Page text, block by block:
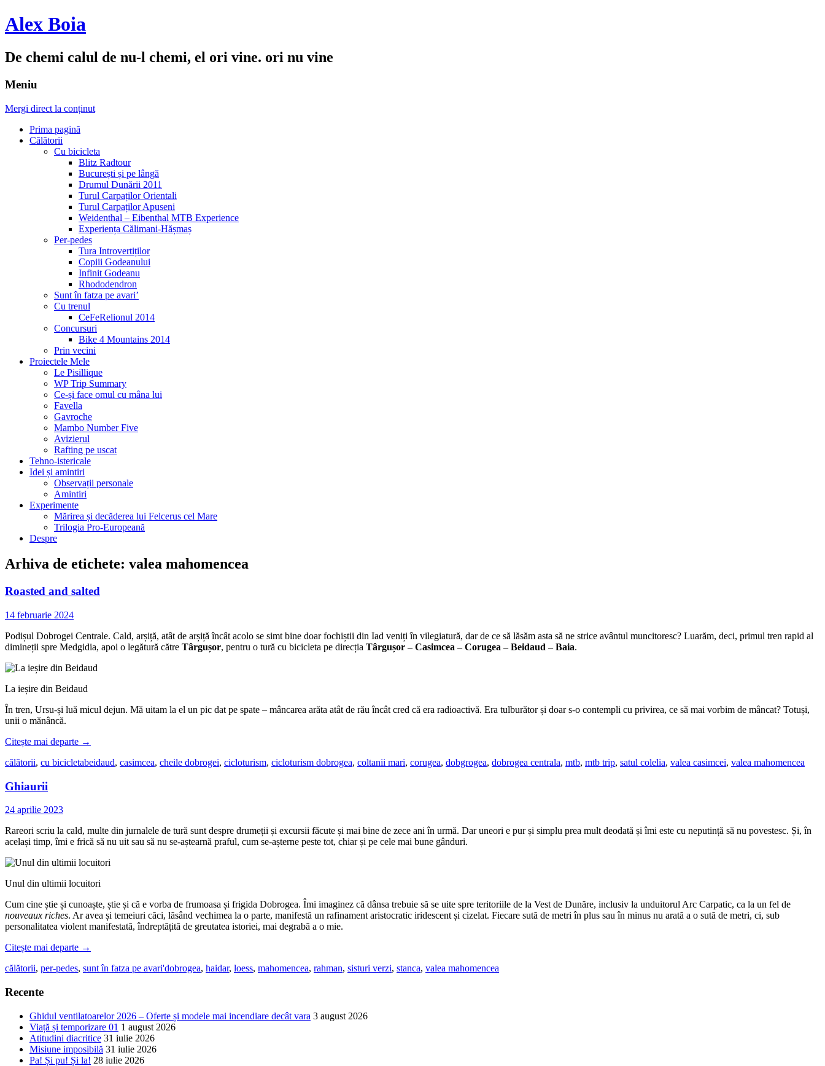
Alex Boia
De chemi calul de nu-l chemi, el ori vine. ori nu vine
Meniu
Mergi direct la conținut
Prima pagină
Călătorii
Cu bicicleta
Blitz Radtour
București și pe lângă
Drumul Dunării 2011
Turul Carpaților Orientali
Turul Carpaților Apuseni
Weidenthal – Eibenthal MTB Experience
Experiența Călimani-Hășmaș
Per-pedes
Tura Introvertiților
Copiii Godeanului
Infinit Godeanu
Rhododendron
Sunt în fatza pe avari’
Cu trenul
CeFeRelionul 2014
Concursuri
Bike 4 Mountains 2014
Prin vecini
Proiectele Mele
Le Pisillique
WP Trip Summary
Ce-și face omul cu mâna lui
Favella
Gavroche
Mambo Number Five
Avizierul
Rafting pe uscat
Tehno-istericale
Idei și amintiri
Observații personale
Amintiri
Experimente
Mărirea și decăderea lui Felcerus cel Mare
Trilogia Pro-Europeană
Despre
Arhiva de etichete: valea mahomencea
Roasted and salted
14 februarie 2024
Podișul Dobrogei Centrale. Cald, arșiță, atât de arșiță încât acolo se simt bine doar fochiștii din Iad veniți în vilegiatură, dar de ce să lăsăm asta să ne strice avântul muncitoresc? Luarăm, deci, primul tren rapid al
dimineții spre Medgidia, apoi o legătură către Târgușor, pentru o tură cu bicicleta pe direcția Târgușor – Casimcea – Corugea – Beidaud – Baia.
La ieșire din Beidaud
În tren, Ursu-și luă micul dejun. Mă uitam la el un pic dat pe spate – mâncarea arăta atât de rău încât cred că era radioactivă. Era tulburător și doar s-o contempli cu privirea, ce să mai vorbim de mâncat? Totuși,
unii o mănâncă.
Citește mai departe →
călătorii, cu bicicletabeidaud, casimcea, cheile dobrogei, cicloturism, cicloturism dobrogea, coltanii mari, corugea, dobgrogea, dobrogea centrala, mtb, mtb trip, satul colelia, valea casimcei, valea mahomencea
Ghiaurii
24 aprilie 2023
Rareori scriu la cald, multe din jurnalele de tură sunt despre drumeții și excursii făcute și mai bine de zece ani în urmă. Dar uneori e pur și simplu prea mult deodată și îmi este cu neputință să nu povestesc. Și, în
același timp, îmi e frică să nu uit sau să nu se-aștearnă praful, cum se-așterne peste tot, chiar și pe cele mai bune gânduri.
Unul din ultimii locuitori
Cum cine știe și cunoaște, știe și că e vorba de frumoasa și frigida Dobrogea. Îmi imaginez că dânsa trebuie să se uite spre teritoriile de la Vest de Dunăre, inclusiv la unduitorul Arc Carpatic, ca la un fel de
nouveaux riches. Ar avea și temeiuri căci, lăsând vechimea la o parte, manifestă un rafinament aristocratic iridescent și cizelat. Fiecare sută de metri în plus sau în minus nu arată a o sută de metri, ci, sub
personalitatea violent manifestată, îndreptățită de greutatea istoriei, mai degrabă a o mie.
Citește mai departe →
călătorii, per-pedes, sunt în fatza pe avari'dobrogea, haidar, loess, mahomencea, rahman, sisturi verzi, stanca, valea mahomencea
Recente
Ghidul ventilatoarelor 2026 – Oferte și modele mai incendiare decât vara 3 august 2026
Viață și temporizare 01 1 august 2026
Atitudini diacritice 31 iulie 2026
Misiune imposibilă 31 iulie 2026
Pa! Și pu! Și la! 28 iulie 2026